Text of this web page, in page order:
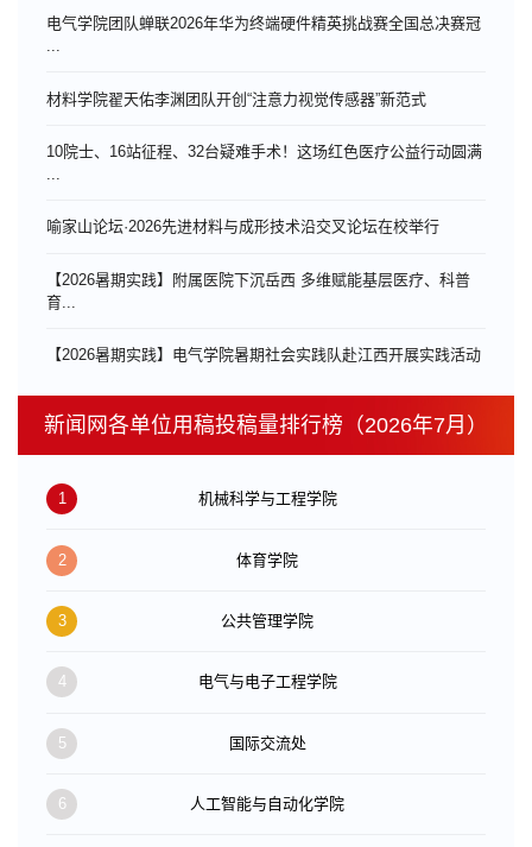
电气学院团队蝉联2026年华为终端硬件精英挑战赛全国总决赛冠
...
材料学院翟天佑李渊团队开创“注意力视觉传感器”新范式
10院士、16站征程、32台疑难手术！这场红色医疗公益行动圆满
...
喻家山论坛·2026先进材料与成形技术沿交叉论坛在校举行
【2026暑期实践】附属医院下沉岳西 多维赋能基层医疗、科普
育...
【2026暑期实践】电气学院暑期社会实践队赴江西开展实践活动
新闻网各单位用稿投稿量排行榜（2026年7月）
1 机械科学与工程学院
2 体育学院
3 公共管理学院
4 电气与电子工程学院
5 国际交流处
6 人工智能与自动化学院